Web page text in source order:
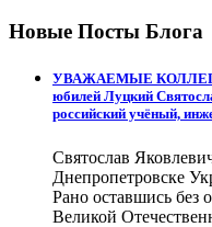
Новые Посты Блога
УВАЖАЕМЫЕ КОЛЛЕГИ!
юбилей Луцкий
российский учёный,
Святослав
Днепропетровске
Рано оставшись без
Великой